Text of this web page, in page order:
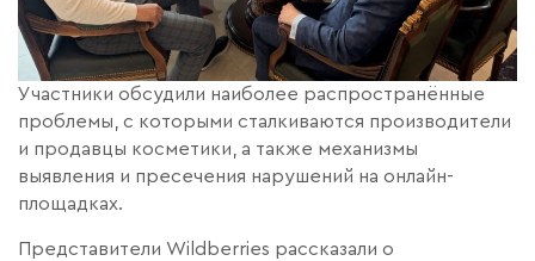
Участники обсудили наиболее распространённые
проблемы, с которыми сталкиваются производители
и продавцы косметики, а также механизмы
выявления и пресечения нарушений на онлайн-
площадках.
Представители Wildberries рассказали о